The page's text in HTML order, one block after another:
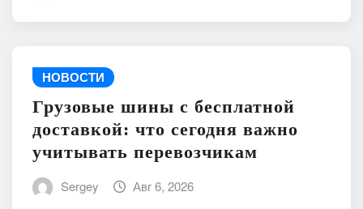
НОВОСТИ
Грузовые шины с бесплатной
доставкой: что сегодня важно
учитывать перевозчикам
Sergey Авг 6, 2026